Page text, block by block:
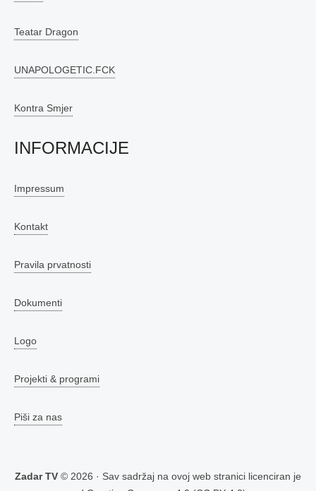
Teatar Dragon
UNAPOLOGETIC.FCK
Kontra Smjer
INFORMACIJE
Impressum
Kontakt
Pravila prvatnosti
Dokumenti
Logo
Projekti & programi
Piši za nas
Zadar TV © 2026 · Sav sadržaj na ovoj web stranici licenciran je